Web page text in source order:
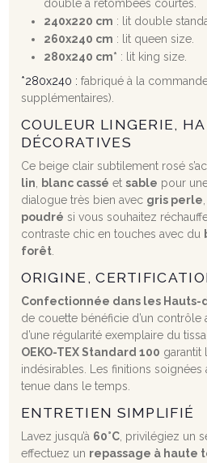
double à retombées courtes.
240x220 cm : lit double
260x240 cm : lit queen size.
280x240 cm* : lit king size.
*280x240 : fabriqué à la
supplémentaires).
COULEUR LINGERIE,
DÉCORATIVES
Ce beige clair subtilement rosé
lin
blanc cassé et sable pour
dialogue très bien avec gris perle
poudré si vous souhaitez
contraste chic en touches avec du
forêt.
ORIGINE,
Confectionnée dans les Hauts-
de couette bénéficie d’un contrôle
d’une régularité exemplaire du
OEKO-TEX Standard 100 garantit
indésirables. Les finitions
tenue dans le temps.
ENTRETIEN SIMPLIFIÉ
Lavez jusqu’à 60°C, privilégiez un
effectuez un repassage à haute